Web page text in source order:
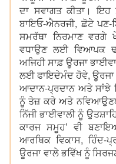
ਦਾ ਸਵਾਗਤ ਕੀਤਾ। ਇਹ
ਬਾਇਓ-ਐਨਰਜੀ, ਛੋਟੇ
ਸਮਰੱਥਾ ਨਿਰਮਾਣ
ਵਧਾਉਣ ਲਈ ਵਿਆਪਕ
ਅਜਿਹੀ ਸਾਫ਼ ਊਰਜਾ
ਲਈ ਫਾਇਦੇਮੰਦ ਹੋਵੇ, ਊਰਜਾ
ਆਦਾਨ-ਪ੍ਰਦਾਨ ਅਤੇ ਸਾਂਝੇ
ਨੂੰ ਤੇਜ਼ ਕਰੇ ਅਤੇ
ਨਿੱਜੀ ਭਾਈਵਾਲੀ ਨੂੰ
ਕਾਰਜ ਸਮੂਹ’ ਵੀ
ਆਰਥਿਕ ਵਿਕਾਸ, ਹਿੰਦ-
ਊਰਜਾ ਵਾਲੇ ਭਵਿੱਖ ਨੂੰ